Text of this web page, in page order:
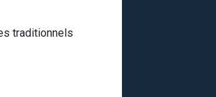
traditionnels